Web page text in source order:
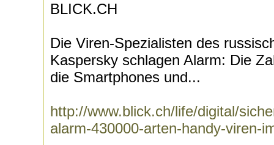
BLICK.CH
Die Viren-Spezialisten des
Kaspersky schlagen Alarm: Die
die Smartphones und...
http://www.blick.ch/life/digital/
alarm-430000-arten-handy-viren-